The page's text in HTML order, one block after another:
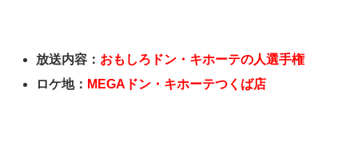
放送内容： おもしろドン・キホーテの人選手権
ロケ地： MEGAドン・キホーテつくば店